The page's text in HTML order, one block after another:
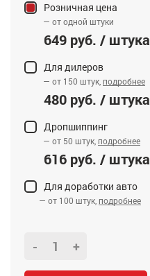
Розничная цена
— от одной штуки
649 руб. / штука
Для дилеров
— от 150 штук, подробнее
480 руб. / штука
Дропшиппинг
— от 50 штук, подробнее
616 руб. / штука
Для доработки авто
— от 100 штук, подробнее
- +